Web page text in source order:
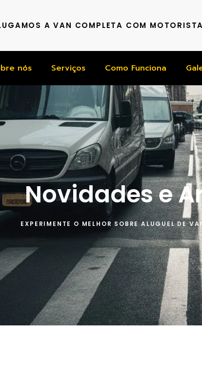
A VAN COMPLETA COM
nós Serviços Como Funciona
Novidades e
EXPERIMENTE O MELHOR SOBRE ALUGUEL DE